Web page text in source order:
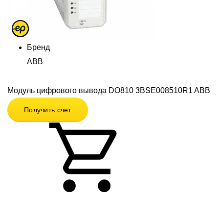
Бренд
ABB
Модуль цифрового вывода DO810 3BSE008510R1 ABB
Получить счет